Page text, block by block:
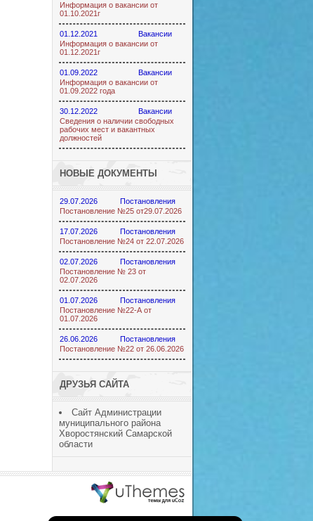
Информация о вакансии от
01.10.2021г
01.12.2021
Вакансии
Информация о вакансии от
01.12.2021г
01.09.2022
Вакансии
Информация о вакансии от
01.09.2022 года
30.12.2022
Вакансии
Сведения о наличии свободных
рабочих мест и вакантных
должностей
НОВЫЕ ДОКУМЕНТЫ
29.07.2026
Постановления
Постановление №25 от29.07.2026
17.07.2026
Постановления
Постановление №24 от 22.07.2026
02.07.2026
Постановления
Постановление № 23 от
02.07.2026
01.07.2026
Постановления
Постановление №22-А от
01.07.2026
26.06.2026
Постановления
Постановление №22 от 26.06.2026
ДРУЗЬЯ САЙТА
Сайт Администрации
муниципального района
Хворостянский Самарской
области